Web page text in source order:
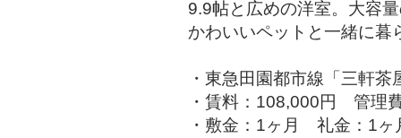
9.9帖と広めの洋室。大容
かわいいペットと一緒に暮
・東急田園都市線「三軒
・賃料：108,000円 管理
・敷金：1ヶ月 礼金：1ヶ